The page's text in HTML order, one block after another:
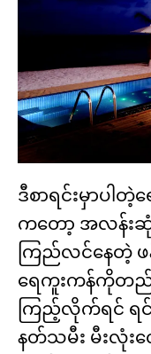
ဒီစာရင်းမှာပါ
ကတော့ အလန်း
ကြည်လင်နေတဲ့ ဖ
ရေကူးကန်ကိုတည်
ကြည့်လိုက်ရင် ရ
နတ်သမီး မီးလုံး